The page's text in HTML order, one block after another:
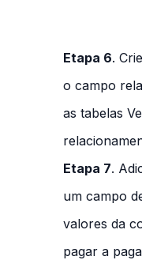
Etapa 6.
o campo
as tabelas
Etapa 7.
um campo
valores da
pagara